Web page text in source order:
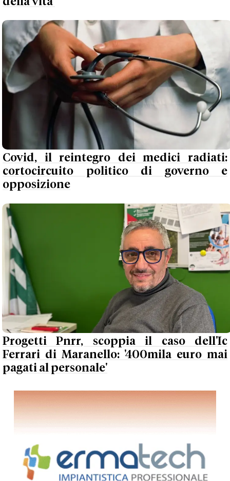
Covid, il reintegro dei medici radiati:
cortocircuito politico di governo e
opposizione
Progetti Pnrr, scoppia il caso dell'Ic
Ferrari di Maranello: '400mila euro mai
pagati al personale'